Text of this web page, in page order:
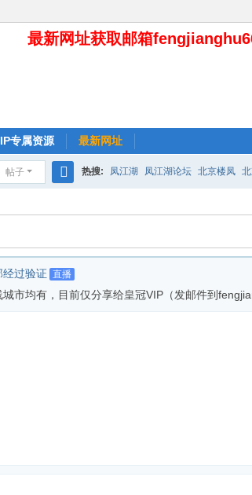
最新网址获取邮箱
专属资源 最新网址
帖子
索
热搜: 凤江湖 凤江湖论坛 北京楼凤
过验证 直播
市均有，目前仅分享给皇冠VIP（发邮件到